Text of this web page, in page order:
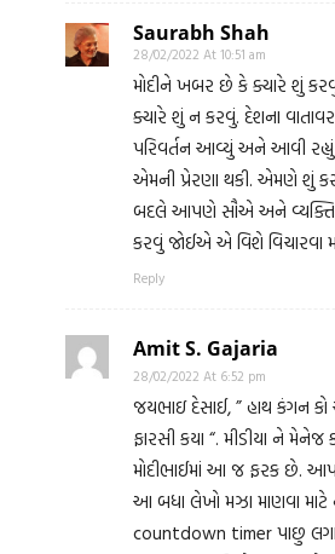
Saurabh Shah
28/02/2022 At 10:51 am
મોદીને ખબર છે કે ક્યારે શું
ક્યારે શું ન કરવું. દેશના
પરિવર્તન આવ્યું અને આવી રહ્યું
એમની પ્રેરણા થકી. એમણે શું
બદલે આપણે સૌએ અને
કરવું જોઈએ એ વિશે વિચારવા
Reply
Amit S. Gajaria
28/02/2022 At 6:52 pm
જયભાઇ દેસાઈ, ” હાથ કંગન
ફારસી કયા “. મીડીયા ને
મોદીભાઈમાં આ જ ફરક છે.
આ બધા લેખો મઝા માણવા
countdown timer પાછુ